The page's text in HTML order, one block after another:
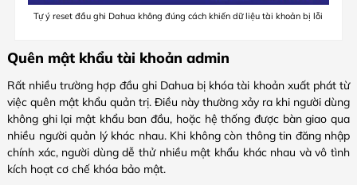
Tự ý reset đầu ghi Dahua không đúng cách khiến dữ liệu tài khoản bị lỗi
Quên mật khẩu tài khoản admin
Rất nhiều trường hợp đầu ghi Dahua bị khóa tài khoản xuất phát từ
việc quên mật khẩu quản trị. Điều này thường xảy ra khi người dùng
không ghi lại mật khẩu ban đầu, hoặc hệ thống được bàn giao qua
nhiều người quản lý khác nhau. Khi không còn thông tin đăng nhập
chính xác, người dùng dễ thử nhiều mật khẩu khác nhau và vô tình
kích hoạt cơ chế khóa bảo mật.